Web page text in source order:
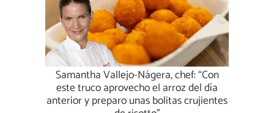
Samantha Vallejo-Nágera, chef: “Con
este truco aprovecho el arroz del día
anterior y preparo unas bolitas crujientes